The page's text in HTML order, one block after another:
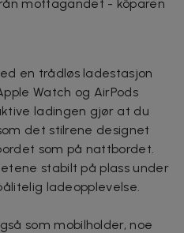
mottagandet - köparen
en trådløs ladestasjon
Watch og AirPods
ladingen gjør at du
det stilrene designet
som på nattbordet.
stabilt på plass under
ladeopplevelse.
som mobilholder, noe